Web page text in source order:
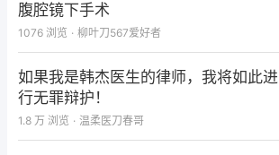
腹腔镜下手术
1076 浏览 · 柳叶刀567爱好者
如果我是韩杰医生的律师，我将如此进
行无罪辩护！
1.8 万 浏览 · 温柔医刀春哥